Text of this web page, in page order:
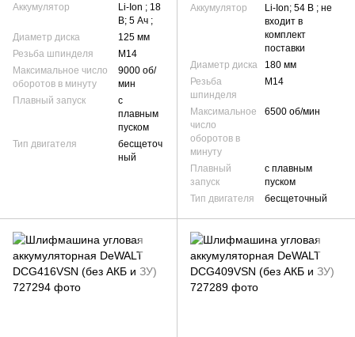
Аккумулятор
Li-Ion ; 18
В; 5 Ач ;
Диаметр диска
125 мм
Резьба шпинделя
М14
Максимальное число
оборотов в минуту
9000 об/
мин
Плавный запуск
с
плавным
пуском
Тип двигателя
бесщеточ
ный
Аккумулятор
Li-Ion; 54 В ; не
входит в
комплект
поставки
Диаметр диска
180 мм
Резьба
шпинделя
М14
Максимальное
число
оборотов в
минуту
6500 об/мин
Плавный
запуск
с плавным
пуском
Тип двигателя
бесщеточный